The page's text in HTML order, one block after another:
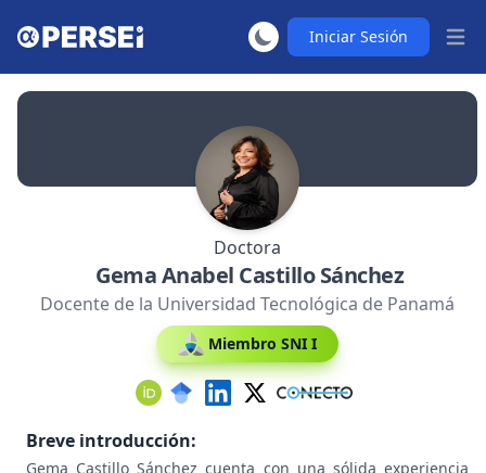
Iniciar Sesión Abrir
Doctora
Gema Anabel Castillo Sánchez
Docente de la Universidad Tecnológica de Panamá
Miembro SNI I
Breve introducción:
Gema Castillo Sánchez cuenta con una sólida experiencia